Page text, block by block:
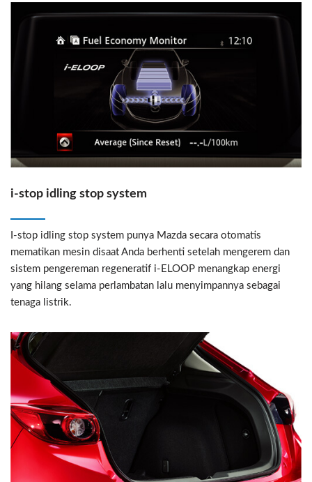
i-stop idling stop system
I-stop idling stop system punya Mazda secara otomatis
mematikan mesin disaat Anda berhenti setelah mengerem dan
sistem pengereman regeneratif i-ELOOP menangkap energi
yang hilang selama perlambatan lalu menyimpannya sebagai
tenaga listrik.